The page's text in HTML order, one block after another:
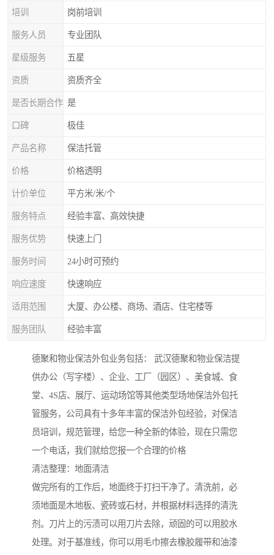
培训 岗前培训
服务人员 专业团队
星级服务 五星
资质 资质齐全
是否长期合作 是
口碑 极佳
产品名称 保洁托管
价格 价格透明
计价单位 平方米/米/个
服务特点 经验丰富、高效快捷
服务优势 快速上门
服务时间 24小时可预约
响应速度 快速响应
适用范围 大厦、办公楼、商场、酒店、住宅楼等
服务团队 经验丰富
德聚和物业保洁外包业务包括： 武汉德聚和物业保洁提
供办公（写字楼）、企业、工厂（园区）、美食城、食
堂、4S店、展厅、运动场馆等其他类型场地保洁外包托
管服务，公司具有十多年丰富的保洁外包经验，对保洁
员培训，规范管理，给您一种全新的体验，现在只需您
一个电话，我们就给您报一个合理的价格
清洁整理：地面清洁
做完所有的工作后，地面终于打扫干净了。清洗前，必
须地面是木地板、瓷砖或石材，并根据材料选择的清洗
剂。刀片上的污渍可以用刀片去除，顽固的可以用胶水
处理。对于基准线，你可以用毛巾擦去橡胶履带和油漆